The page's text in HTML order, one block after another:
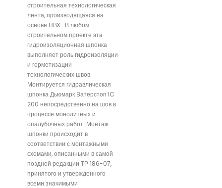
строительная технологическая
лента, производящаяся на
основе ПВХ . В любом
строительном проекте эта
гидроизоляционная шпонка
выполняет роль гидроизоляции
и герметизации
технологических швов.
Монтируется гидравлическая
шпонка Дьюмарк Ватерстоп IC
200 непосредственно на шов в
процессе монолитных и
опалубочных работ. Монтаж
шпонки происходит в
соответствии с монтажными
схемами, описанными в самой
поздней редакции ТР 186-07,
принятого и утвержденного
всеми значимыми